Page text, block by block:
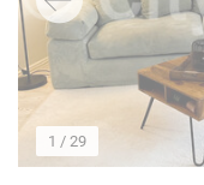
Fernseher 92
Waschmaschine
Geschirrspüler 89
Balkon/Garten
Fahrstuhl 38
1 / 29